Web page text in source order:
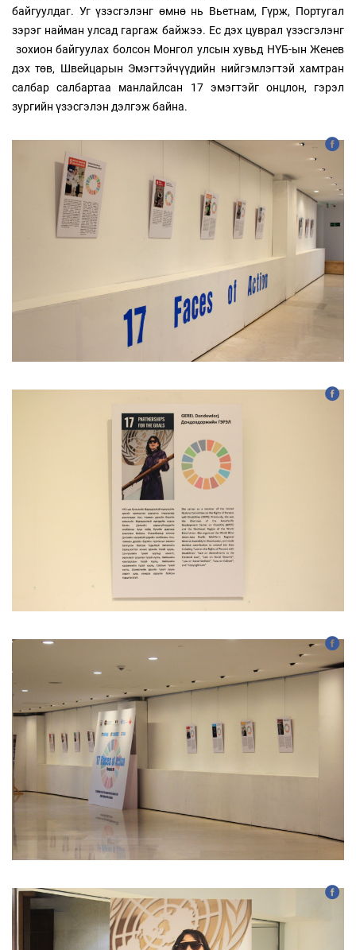
байгуулдаг. Уг үзэсгэлэнг өмнө нь Вьетнам, Гүрж, Португал
зэрэг найман улсад гаргаж байжээ. Ес дэх цуврал үзэсгэлэнг
зохион байгуулах болсон Монгол улсын хувьд НҮБ-ын Женев
дэх төв, Швейцарын Эмэгтэйчүүдийн нийгэмлэгтэй хамтран
салбар салбартаа манлайлсан 17 эмэгтэйг онцлон, гэрэл
зургийн үзэсгэлэн дэлгэж байна.